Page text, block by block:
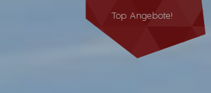
Top Angebote!